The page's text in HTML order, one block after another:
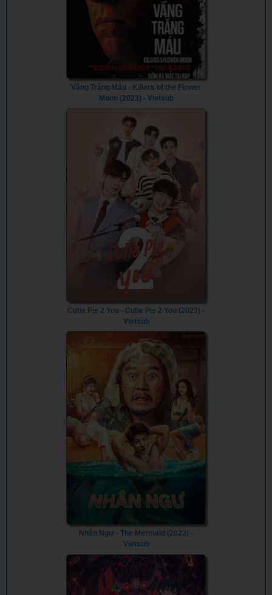
Vầng Trăng Máu - Killers of the Flower
Moon (2023) - Vietsub
Cutie Pie 2 You - Cutie Pie 2 You (2023) -
Vietsub
Nhân Ngư - The Mermaid (2023) -
Vietsub